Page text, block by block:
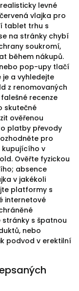
levné
vlajka pro
tablet trhu s
na stránky chybí
soukromí,
během nákupů.
pop-upy tlačí
a vyhledejte
z renomovaných
recenze
skutečné
ověřenou
platby převody
pro
v
Ověřte fyzickou
absence
v jakékoli
platformy s
internetové
s špatnou
nebo
podvod v erektilní